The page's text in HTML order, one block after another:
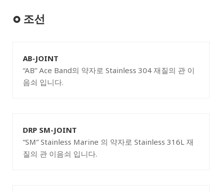
조선
AB-JOINT
“AB” Ace Band의 약자로 Stainless 304 재질의 관 이
음쇠 입니다.
DRP SM-JOINT
“SM” Stainless Marine 의 약자로 Stainless 316L 재
질의 관 이음쇠 입니다.